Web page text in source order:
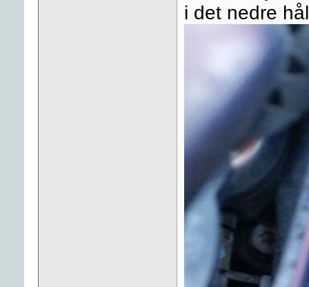
i det nedre